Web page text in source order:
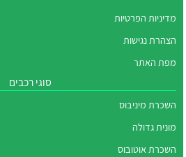
מדיניות הפרטיות
הצהרת נגישות
מפת האתר
סוגי רכבים
השכרת מיניבוס
מונית גדולה
השכרת אוטובוס